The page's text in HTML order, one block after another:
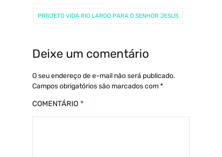
PROJETO VIDA RIO LARGO PARA O SENHOR JESUS
Deixe um comentário
O seu endereço de e-mail não será publicado.
Campos obrigatórios são marcados com*
COMENTÁRIO *